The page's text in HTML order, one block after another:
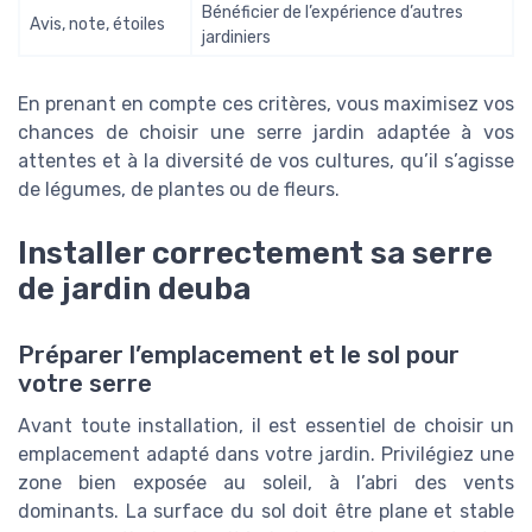
Avis, note, étoiles
Bénéficier de l’expérience d’autres
jardiniers
En prenant en compte ces critères, vous maximisez vos
chances de choisir une serre jardin adaptée à vos
attentes et à la diversité de vos cultures, qu’il s’agisse
de légumes, de plantes ou de fleurs.
Installer correctement sa serre
de jardin deuba
Préparer l’emplacement et le sol pour
votre serre
Avant toute installation, il est essentiel de choisir un
emplacement adapté dans votre jardin. Privilégiez une
zone bien exposée au soleil, à l’abri des vents
dominants. La surface du sol doit être plane et stable